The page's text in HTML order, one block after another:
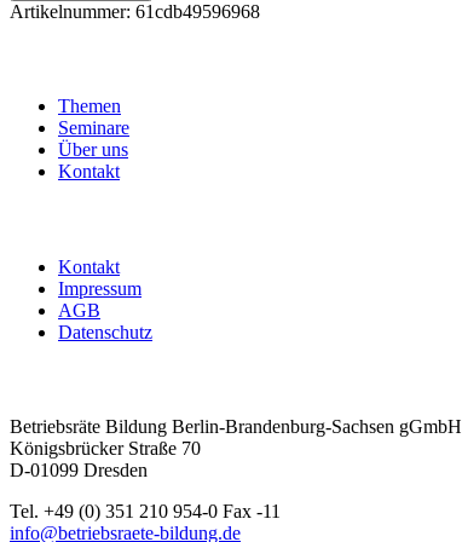
Tarifverträge
Menge
Artikelnummer: 61cdb49596968
Themen
Seminare
Über uns
Kontakt
Kontakt
Impressum
AGB
Datenschutz
Betriebsräte Bildung Berlin-Brandenburg-Sachsen gGmbH
Königsbrücker Straße 70
D-01099 Dresden
Tel. +49 (0) 351 210 954-0 Fax -11
info@betriebsraete-bildung.de